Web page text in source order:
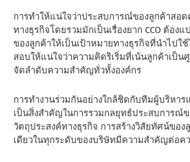
การทําให้แน่ใจว่าประสบการณ์ของลูกค้าสอ
ทางธุรกิจโดยรวมมักเป็นเรื่องยาก CCO ต้อง
ของลูกค้าให้เป็นเป้าหมายทางธุรกิจที่นําไปใ
สอบให้แน่ใจว่าความคิดริเริ่มที่เน้นลูกค้าเป็น
จัดลําดับความสําคัญทั่วทั้งองค์กร
การทํางานร่วมกันอย่างใกล้ชิดกับทีมผู้บริหา
เป็นสิ่งสําคัญในการรวมกลยุทธ์ประสบการณ์ข
วัตถุประสงค์ทางธุรกิจ การสร้างวิสัยทัศน์ของ
เดียวในทุกระดับของบริษัทมีความสําคัญต่อคว